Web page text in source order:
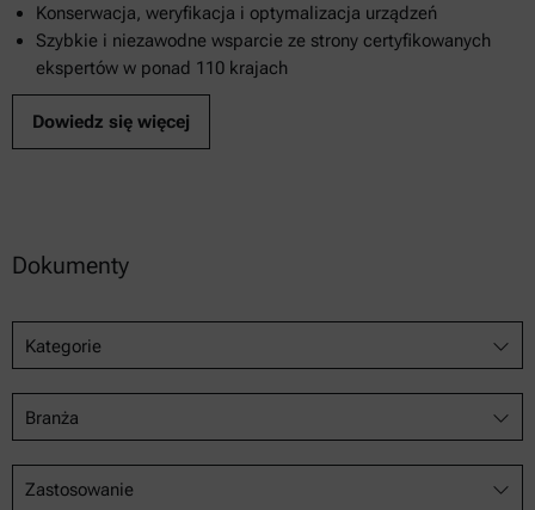
Konserwacja, weryfikacja i optymalizacja urządzeń
Szybkie i niezawodne wsparcie ze strony certyfikowanych
ekspertów w ponad 110 krajach
Dowiedz się więcej
Dokumenty
Kategorie
Branża
Zastosowanie